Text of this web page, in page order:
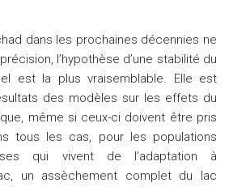
dans les prochaines décennies ne
l’hypothèse d’une stabilité du
est la plus vraisemblable. Elle est
des modèles sur les effets du
même si ceux-ci doivent être pris
tous les cas, pour les populations
qui vivent de l’adaptation à
un assèchement complet du lac